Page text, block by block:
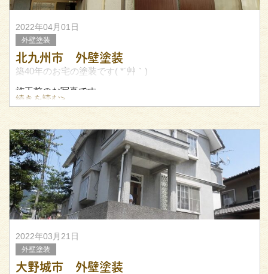
2022年04月01日
外壁塗装
北九州市 外壁塗装
築40年のお宅の塗装です( *´艸｀)
施工前のお写真です
中々おしゃれな仕上がりになりましたね(^_-)-☆
お客様のセンスも光りますね( *´艸｀)
続きを読む>
2022年03月21日
外壁塗装
大野城市 外壁塗装